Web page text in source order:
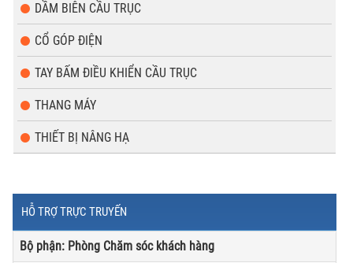
DẦM BIÊN CẦU TRỤC
CỔ GÓP ĐIỆN
TAY BẤM ĐIỀU KHIỂN CẦU TRỤC
THANG MÁY
THIẾT BỊ NÂNG HẠ
HỖ TRỢ TRỰC TRUYẾN
Bộ phận: Phòng Chăm sóc khách hàng